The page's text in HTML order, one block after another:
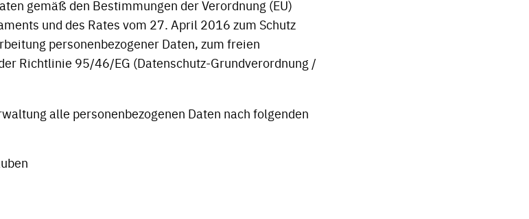
gemäß den Bestimmungen der Verordnung (EU)
und des Rates vom 27. April 2016 zum Schutz
personenbezogener Daten, zum freien
Richtlinie 95/46/EG (Datenschutz-Grundverordnung /
alle personenbezogenen Daten nach folgenden